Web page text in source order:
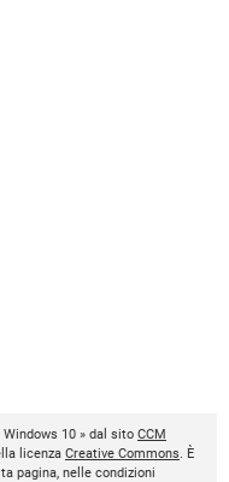
10 » dal sito CCM
licenza Creative Commons. È
pagina, nelle condizioni